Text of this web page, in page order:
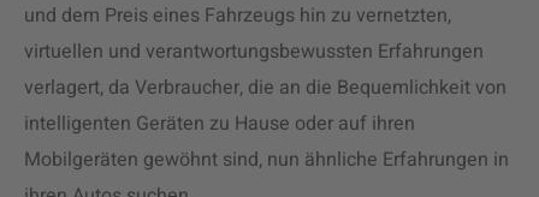
und dem Preis eines Fahrzeugs hin zu vernetzten,
virtuellen und verantwortungsbewussten Erfahrungen
verlagert, da Verbraucher, die an die Bequemlichkeit von
intelligenten Geräten zu Hause oder auf ihren
Mobilgeräten gewöhnt sind, nun ähnliche Erfahrungen in